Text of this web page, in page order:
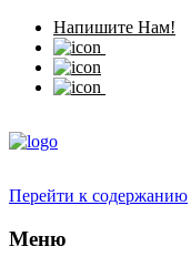
Напишите Нам!
Перейти к содержанию
Меню